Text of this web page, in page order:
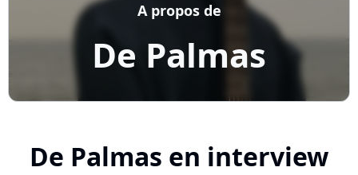
De Palmas
A propos de
De Palmas en interview